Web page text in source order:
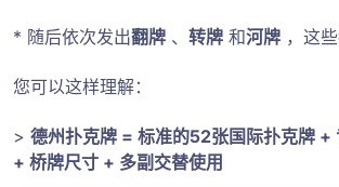
* 随后依次发出翻牌 、 转牌 和河牌 ，这
您可以这样理解：
> 德州扑克牌 = 标准的52张国际扑克牌 +
+ 桥牌尺寸 + 多副交替使用